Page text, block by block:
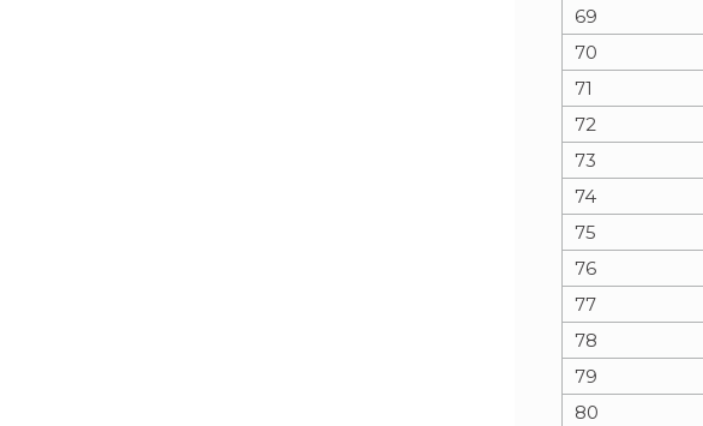
69
70
71
72
73
74
75
76
77
78
79
80